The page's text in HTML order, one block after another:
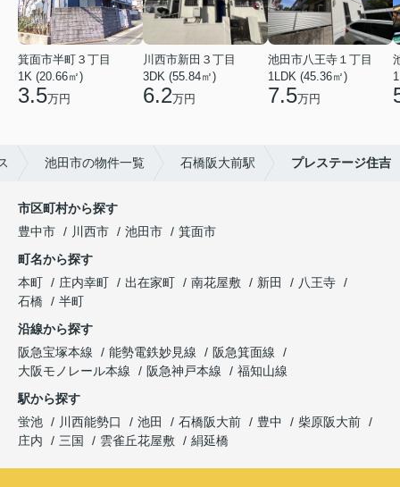
箕面市半町３丁目
1K (20.66㎡)
3.5万円
川西市新田３丁目
3DK (55.84㎡)
6.2万円
池田市八王寺１丁目
1LDK (45.36㎡)
7.5万円
池田市の物件一覧 石橋阪大前駅 プレステージ住吉
市区町村から探す
豊中市
川西市 池田市
箕面市
町名から探す
本町
庄内幸町 出在家町 南花屋敷 新田
八王寺
石橋
半町
沿線から探す
阪急宝塚本線
能勢電鉄妙見線
阪急箕面線
大阪モノレール本線
阪急神戸本線
福知山線
駅から探す
蛍池
川西能勢口 池田 石橋阪大前 豊中
柴原阪大前
庄内
三国 雲雀丘花屋敷 絹延橋